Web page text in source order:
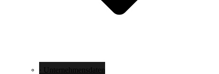
· Unternehmensdaten